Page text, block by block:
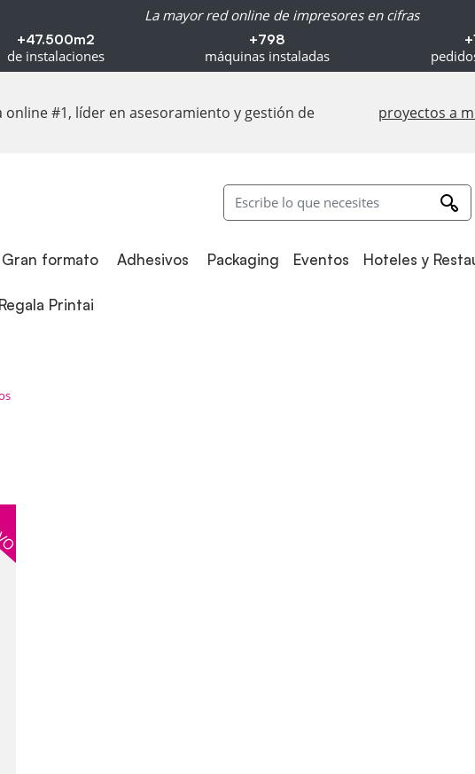
La mayor red online de impresores en cifras
+47.500m2
de instalaciones
+798
máquinas instaladas
online #1, líder en asesoramiento y gestión de proyectos a
Gran formato Adhesivos
Adhesivos Packaging
Packaging Eventos Hoteles y
Printai
Regala Printai